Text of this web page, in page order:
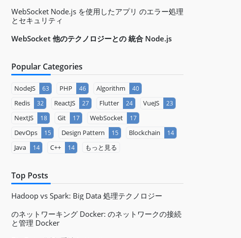
WebSocket Node.js を使用したアプリ のエラー処理
とセキュリティ
WebSocket 他のテクノロジーとの 統合 Node.js
Popular Categories
NodeJS 63 PHP 46 Algorithm 40
Redis 32 ReactJS 27 Flutter 24 VueJS 23
NextJS 18 Git 17 WebSocket 17
DevOps 15 Design Pattern 15 Blockchain 14
Java 14 C++ 14 もっと見る
Top Posts
Hadoop vs Spark: Big Data 処理テクノロジー
のネットワーキング Docker: のネットワークの接続
と管理 Docker